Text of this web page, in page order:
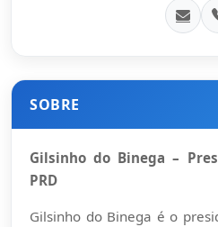
SOBRE
Gilsinho do Binega –
PRD
Gilsinho do Binega é o